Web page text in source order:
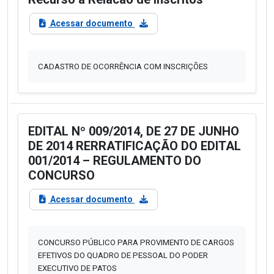
Acessar documento
CADASTRO DE OCORRÊNCIA COM INSCRIÇÕES
EDITAL Nº 009/2014, DE 27 DE JUNHO
DE 2014 RERRATIFICAÇÃO DO EDITAL
001/2014 – REGULAMENTO DO
CONCURSO
Acessar documento
CONCURSO PÚBLICO PARA PROVIMENTO DE CARGOS
EFETIVOS DO QUADRO DE PESSOAL DO PODER
EXECUTIVO DE PATOS